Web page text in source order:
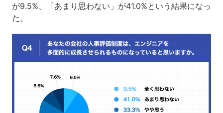
が9.5%、「あまり思わない」が41.0%という結果になっ
た。